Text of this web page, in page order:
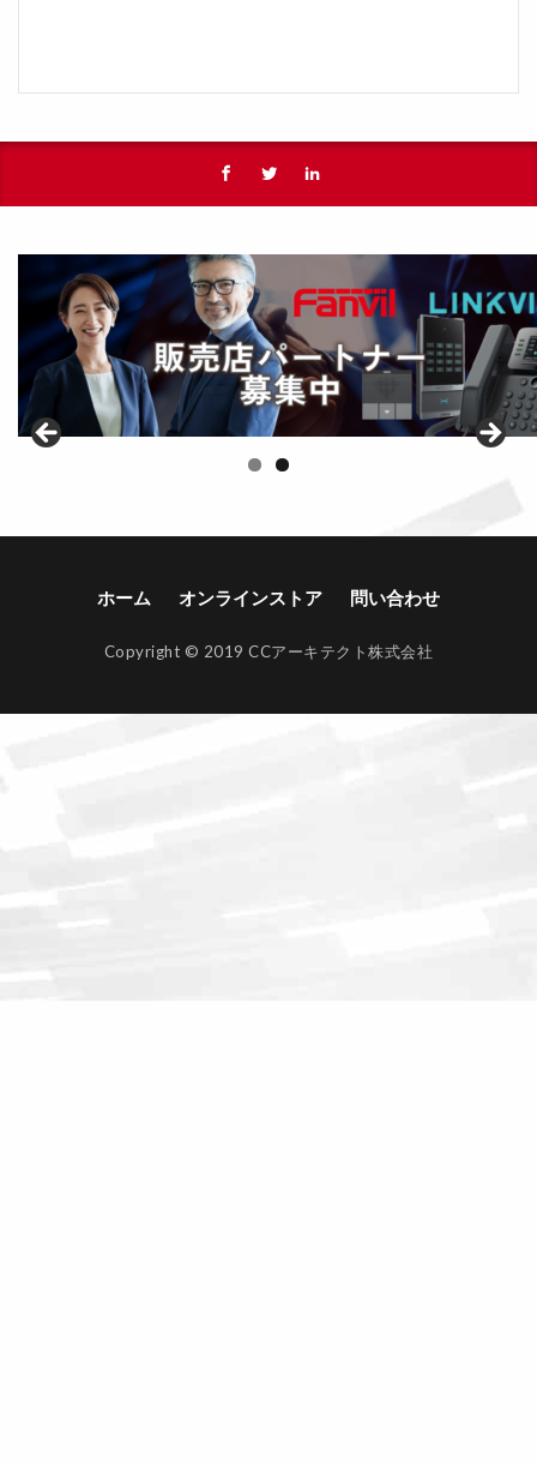
ホーム オンラインストア 問い合わせ
Copyright © 2019 CCアーキテクト株式会社